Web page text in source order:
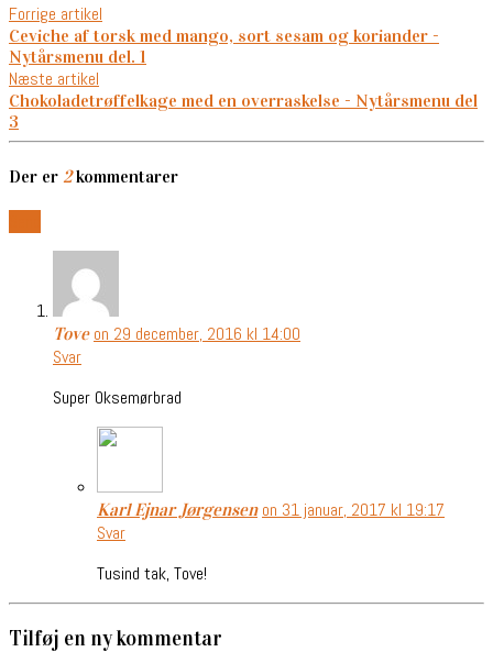
Forrige artikel
Ceviche af torsk med mango, sort sesam og koriander -
Nytårsmenu del. 1
Næste artikel
Chokoladetrøffelkage med en overraskelse - Nytårsmenu del
3
Der er 2kommentarer
Tove on 29 december, 2016 kl 14:00
Svar
Super Oksemørbrad
Karl Ejnar Jørgensen on 31 januar, 2017 kl 19:17
Svar
Tusind tak, Tove!
Tilføj en ny kommentar